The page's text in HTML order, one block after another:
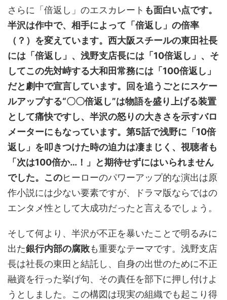
さらに「倍返し」のエスカレート も面白い点です。
半沢は作中で、相手によって「倍返し」の倍率
（？）を変えています。西大阪スチールの東田社長
には「倍返し」、浅野支店長には「10倍返し」、そ
してこの先対峙する大和田常務には「100倍返し」
だと劇中で宣言しています。回を追うごとにスケー
ルアップする“〇〇倍返し”は物語を盛り上げる装置
として痛快ですし、半沢の怒りの大きさを示すバロ
メーターにもなっています。第5話で浅野に「10倍
返し」を叩きつけた時の迫力は凄まじく、視聴者も
「次は100倍か…！」と期待せずにはいられません
でした。このヒーローのパワーアップ的な演出は原
作小説には少ない要素ですが、ドラマ版ならではの
エンタメ性として大成功だったと言えるでしょう。
そして何より、半沢が不正を暴いたことで明るみに
出た銀行内部の腐敗も重要なテーマです。浅野支店
長は社長の東田と結託し、自身の出世のために不正
融資を行った挙げ句、その責任を部下に押し付けよ
うとしました。この構図は現実の組織でも起こり得